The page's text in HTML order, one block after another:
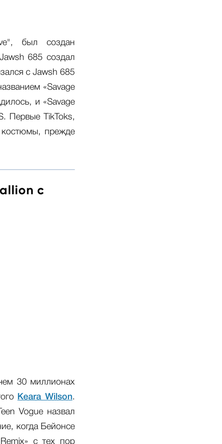
был создан
685 создал
с Jawsh 685
«Savage
и «Savage
Первые TikToks,
костюмы, прежде
с
30 миллионах
Keara Wilson.
Vogue назвал
когда Бейонсе
с тех пор